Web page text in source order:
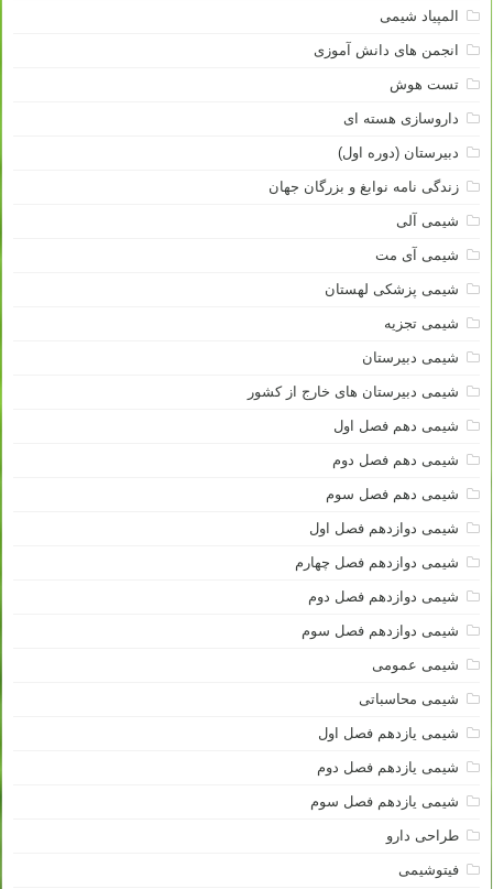
المپیاد شیمی
انجمن های دانش آموزی
تست هوش
داروسازی هسته ای
دبیرستان (دوره اول)
زندگی نامه نوابغ و بزرگان جهان
شیمی آلی
شیمی آی مت
شیمی پزشکی لهستان
شیمی تجزیه
شیمی دبیرستان
شیمی دبیرستان های خارج از کشور
شیمی دهم فصل اول
شیمی دهم فصل دوم
شیمی دهم فصل سوم
شیمی دوازدهم فصل اول
شیمی دوازدهم فصل چهارم
شیمی دوازدهم فصل دوم
شیمی دوازدهم فصل سوم
شیمی عمومی
شیمی محاسباتی
شیمی یازدهم فصل اول
شیمی یازدهم فصل دوم
شیمی یازدهم فصل سوم
طراحی دارو
فیتوشیمی